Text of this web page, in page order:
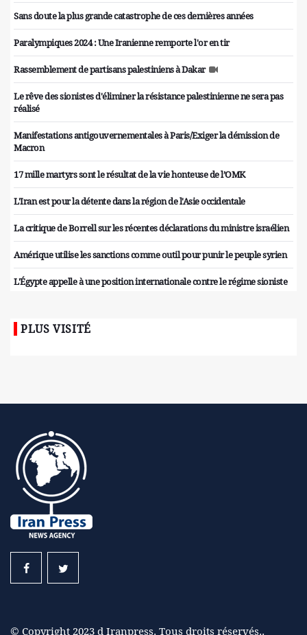
Sans doute la plus grande catastrophe de ces dernières années
Paralympiques 2024 : Une Iranienne remporte l'or en tir
Rassemblement de partisans palestiniens à Dakar
Le rêve des sionistes d'éliminer la résistance palestinienne ne sera pas
réalisé
Manifestations antigouvernementales à Paris/Exiger la démission de
Macron
17 mille martyrs sont le résultat de la vie honteuse de l’OMK
L'Iran est pour la détente dans la région de l'Asie occidentale
La critique de Borrell sur les récentes déclarations du ministre israélien
Amérique utilise les sanctions comme outil pour punir le peuple syrien
L'Égypte appelle à une position internationale contre le régime sioniste
PLUS VISITÉ
© Copyright 2023 d Iranpress. Tous droits réservés..